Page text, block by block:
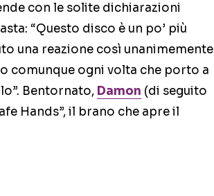
con le solite dichiarazioni
“Questo disco è un po’ più
una reazione così unanimemente
comunque ogni volta che porto a
Bentornato, Damon (di seguito
Hands”, il brano che apre il